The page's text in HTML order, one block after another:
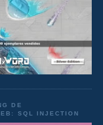
DE
SQL INJECTION